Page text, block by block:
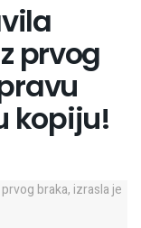
prvog
kopiju!